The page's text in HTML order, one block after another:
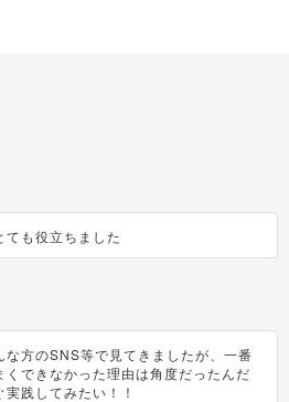
ても役立ちました
方のSNS等で見てきましたが、一番
できなかった理由は角度だったんだ
践してみたい！！